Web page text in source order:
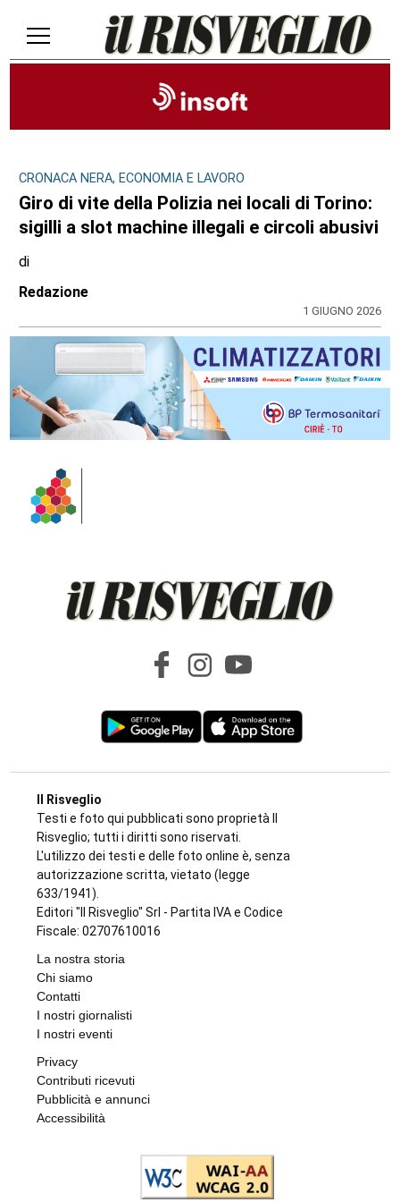
CRONACA NERA, ECONOMIA E LAVORO
Giro di vite della Polizia nei locali di Torino:
sigilli a slot machine illegali e circoli abusivi
di
Redazione
1 GIUGNO 2026
Il Risveglio
Testi e foto qui pubblicati sono proprietà Il
Risveglio; tutti i diritti sono riservati.
L'utilizzo dei testi e delle foto online è, senza
autorizzazione scritta, vietato (legge
633/1941).
Editori "Il Risveglio" Srl - Partita IVA e Codice
Fiscale: 02707610016
La nostra storia
Chi siamo
Contatti
I nostri giornalisti
I nostri eventi
Privacy
Contributi ricevuti
Pubblicità e annunci
Accessibilità